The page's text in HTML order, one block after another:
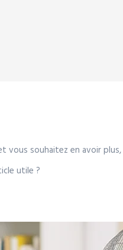
vous souhaitez en avoir plus,
utile ?